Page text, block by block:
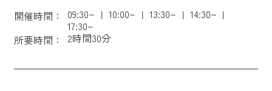
開催時間： 09:30~ 10:00~ 13:30~
14:30~
17:30~
所要時間：
2時間30分